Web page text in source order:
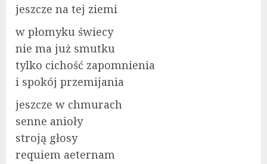
jeszcze na tej ziemi
w płomyku świecy
nie ma już smutku
tylko cichość zapomnienia
i spokój przemijania
jeszcze w chmurach
senne anioły
stroją głosy
requiem aeternam